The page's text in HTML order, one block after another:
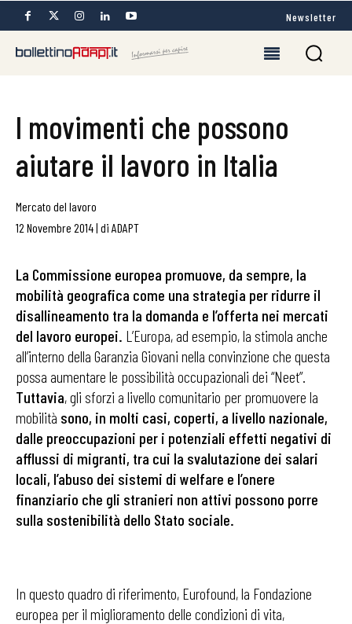
Newsletter
I movimenti che possono
aiutare il lavoro in Italia
Mercato del lavoro
12 Novembre 2014| di ADAPT
La Commissione europea promuove, da sempre, la
mobilità geografica come una strategia per ridurre il
disallineamento tra la domanda e l’offerta nei mercati
del lavoro europei. L’Europa, ad esempio, la stimola anche
all’interno della Garanzia Giovani nella convinzione che questa
possa aumentare le possibilità occupazionali dei “Neet”.
Tuttavia, gli sforzi a livello comunitario per promuovere la
mobilità sono, in molti casi, coperti, a livello nazionale,
dalle preoccupazioni per i potenziali effetti negativi di
afflussi di migranti, tra cui la svalutazione dei salari
locali, l’abuso dei sistemi di welfare e l’onere
finanziario che gli stranieri non attivi possono porre
sulla sostenibilità dello Stato sociale.
In questo quadro di riferimento, Eurofound, la Fondazione
europea per il miglioramento delle condizioni di vita,